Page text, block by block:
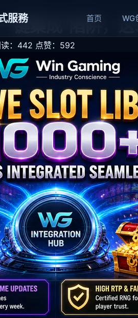
服務 首页 WG
键集成”陷阱，
：442 点赞：592